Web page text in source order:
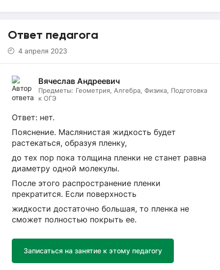
Ответ педагога
4 апреля 2023
Вячеслав Андреевич
Предметы: Геометрия, Алгебра, Физика, Подготовка
к ОГЭ
Ответ: нет.
Пояснение. Маслянистая жидкость будет
растекаться, образуя пленку,
до тех пор пока толщина пленки не станет равна
диаметру одной молекулы.
После этого распространение пленки
прекратится. Если поверхность
жидкости достаточно большая, то пленка не
сможет полностью покрыть ее.
Записаться на занятие к этому педагогу